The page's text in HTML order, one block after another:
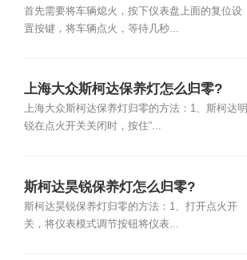
首先需要将车辆熄火，按下仪表盘上面的复位设
置按键，将车辆点火，等待几秒...
上海大众斯柯达保养灯怎么归零?
上海大众斯柯达保养灯归零的方法：1、斯柯达明
锐在点火开关关闭时，按住“...
斯柯达昊锐保养灯怎么归零?
斯柯达昊锐保养灯归零的方法：1、打开点火开
关，将仪表模式调节按钮将仪表...